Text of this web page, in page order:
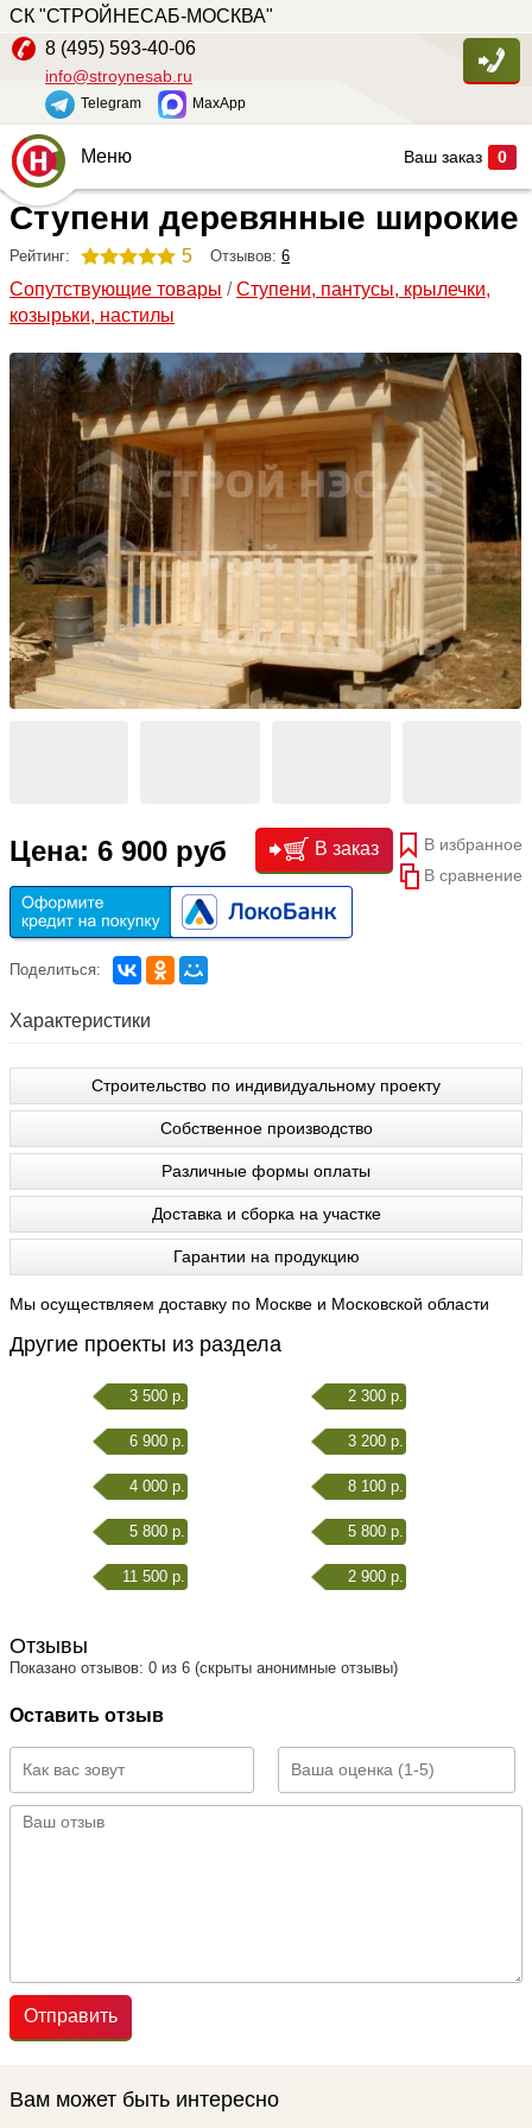
СК "СТРОЙНЕСАБ-МОСКВА"
8 (495) 593-40-06
info@stroynesab.ru
Telegram MaxApp
Ваш заказ 0
Главная
Каталог
Услуги
Сопутствующие товары
О компании
Контакты
Меню
Ступени деревянные широкие
Рейтинг: 5 Отзывов: 6
Сопутствующие товары /Cтупени, пантусы, крылечки,
козырьки, настилы
Цена: 6 900 руб
В избранное
В сравнение
В заказ
Поделиться:
Характеристики
Строительство по индивидуальному проекту
Собственное производство
Различные формы оплаты
Доставка и сборка на участке
Гарантии на продукцию
Мы осуществляем доставку по Москве и Московской области
Другие проекты из раздела
3 500 р. 2 300 р.
6 900 р. 3 200 р.
4 000 р. 8 100 р.
5 800 р. 5 800 р.
11 500 р. 2 900 р.
Отзывы
Показано отзывов: 0 из 6 (скрыты анонимные отзывы)
Оставить отзыв
Отправить
Вам может быть интересно